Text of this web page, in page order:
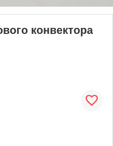
конвектора